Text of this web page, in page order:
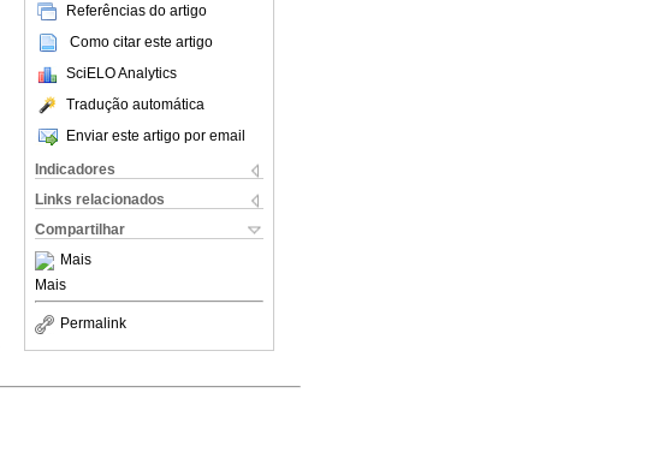
Referências do artigo
Como citar este artigo
SciELO Analytics
Tradução automática
Enviar este artigo por email
Indicadores
Links relacionados
Compartilhar
Mais
Mais
Permalink